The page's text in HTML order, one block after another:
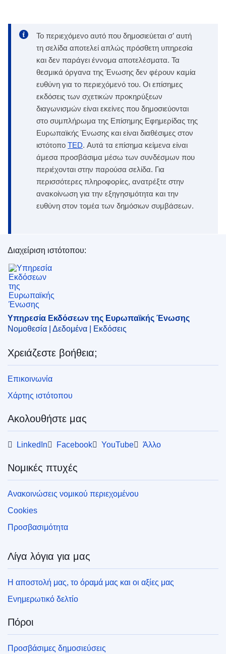
Το περιεχόμενο αυτό που δημοσιεύεται σ’ αυτή
τη σελίδα αποτελεί απλώς πρόσθετη υπηρεσία
και δεν παράγει έννομα αποτελέσματα. Τα
θεσμικά όργανα της Ένωσης δεν φέρουν καμία
ευθύνη για το περιεχόμενό του. Οι επίσημες
εκδόσεις των σχετικών προκηρύξεων
διαγωνισμών είναι εκείνες που δημοσιεύονται
στο συμπλήρωμα της Επίσημης Εφημερίδας της
Ευρωπαϊκής Ένωσης και είναι διαθέσιμες στον
ιστότοπο TED. Αυτά τα επίσημα κείμενα είναι
άμεσα προσβάσιμα μέσω των συνδέσμων που
περιέχονται στην παρούσα σελίδα. Για
περισσότερες πληροφορίες, ανατρέξτε στην
ανακοίνωση για την εξηγησιμότητα και την
ευθύνη στον τομέα των δημόσιων συμβάσεων.
Υπηρεσία Εκδόσεων της Ευρωπαϊκής Ένωσης
Διαχείριση ιστότοπου:
Υπηρεσία Εκδόσεων της Ευρωπαϊκής Ένωσης
Νομοθεσία | Δεδομένα | Εκδόσεις
Χρειάζεστε βοήθεια;
Επικοινωνία
Χάρτης ιστότοπου
Ακολουθήστε μας
LinkedIn Facebook YouTube Άλλο
Νομικές πτυχές
Ανακοινώσεις νομικού περιεχομένου
Cookies
Προσβασιμότητα
Λίγα λόγια για μας
Η αποστολή μας, το όραμά μας και οι αξίες μας
Ενημερωτικό δελτίο
Πόροι
Προσβάσιμες δημοσιεύσεις